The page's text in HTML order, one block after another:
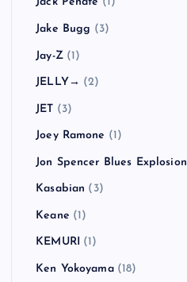
Jake Bugg (3)
Jay-Z(1)
JELLY→ (2)
JET (3)
Joey Ramone (1)
Jon Spencer Blues Explosion
Kasabian (3)
Keane (1)
KEMURI (1)
Ken Yokoyama(18)